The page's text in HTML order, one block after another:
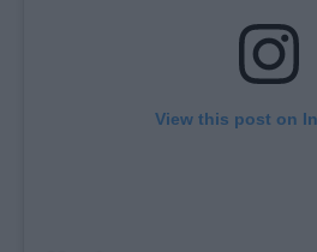
View this post on